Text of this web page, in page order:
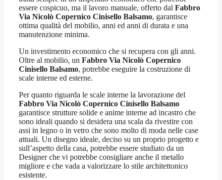
essere cospicuo, ma il lavoro manuale, offerto dal Fabbro
Via Nicolò Copernico Cinisello Balsamo, garantisce
ottima qualità del mobilio, anni ed anni di durata e una
manutenzione minima.
Un investimento economico che si recupera con gli anni.
Oltre al mobilio, un Fabbro Via Nicolò Copernico
Cinisello Balsamo, potrebbe eseguire la costruzione di
scale interne ed esterne.
Per quanto riguarda le scale interne la lavorazione del
Fabbro Via Nicolò Copernico Cinisello Balsamo
garantisce strutture solide e anime interne ad incastro che
sono ideali quando si desidera una scala da rivestire con
assi in legno o in vetro che sono molto di moda nelle case
attuali. Un disegno ideale, deciso su un proprio progetto e
sull’aspetto della casa, potrebbe essere studiato da un
Designer che vi potrebbe consigliare anche il metallo
migliore e che vada a valorizzare lo stile architettonico
esistente.